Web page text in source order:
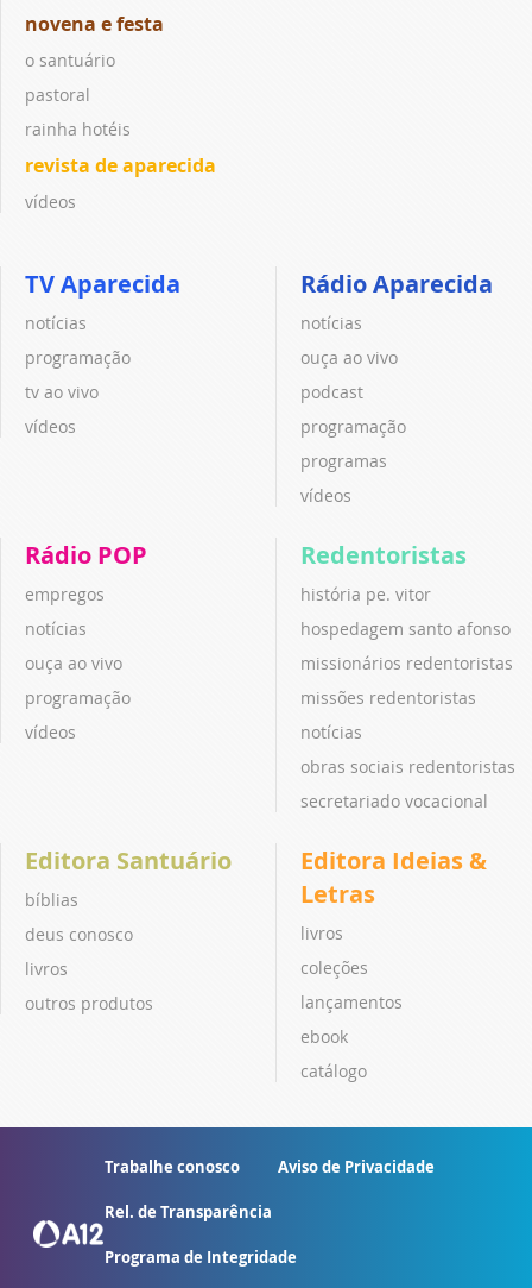
novena e festa
o santuário
pastoral
rainha hotéis
revista de aparecida
vídeos
TV Aparecida
notícias
programação
tv ao vivo
vídeos
Rádio Aparecida
notícias
ouça ao vivo
podcast
programação
programas
vídeos
Rádio POP
empregos
notícias
ouça ao vivo
programação
vídeos
Redentoristas
história pe. vitor
hospedagem santo afonso
missionários redentoristas
missões redentoristas
notícias
obras sociais redentoristas
secretariado vocacional
Editora Santuário
bíblias
deus conosco
livros
outros produtos
Editora Ideias &
Letras
livros
coleções
lançamentos
ebook
catálogo
Trabalhe conosco Aviso de Privacidade
Rel. de Transparência
Programa de Integridade